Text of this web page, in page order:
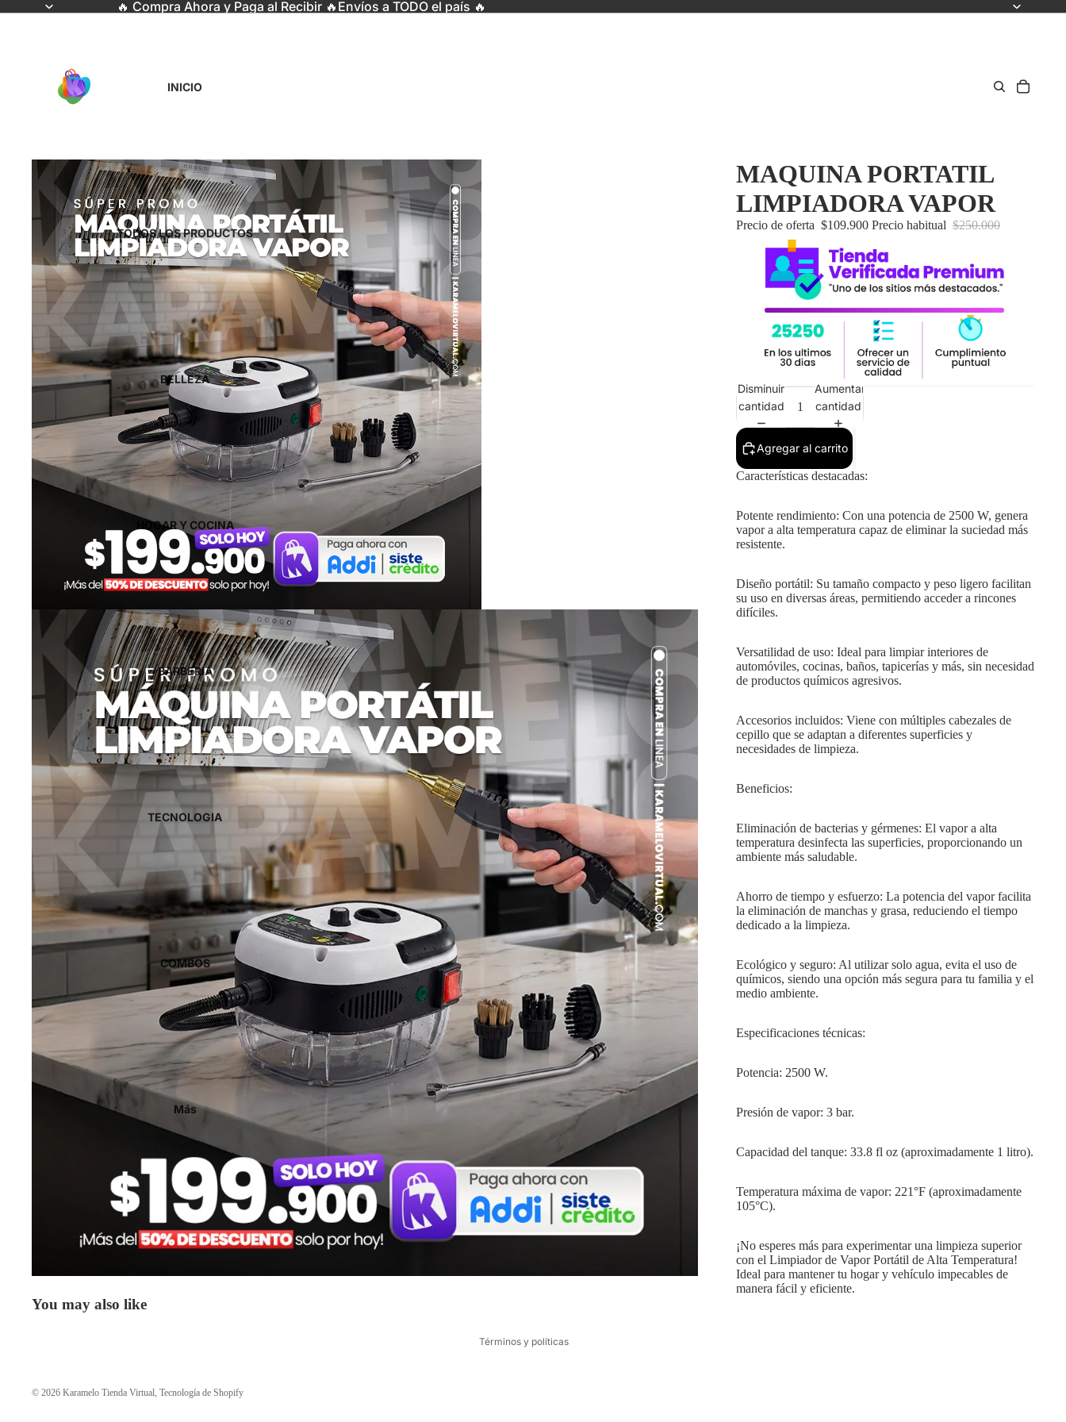
🔥 Compra Ahora y Paga al Recibir 🔥Envíos a TODO el país 🔥
INICIO
TODOS LOS PRODUCTOS
BELLEZA
HOGAR Y COCINA
BARBERIA
TECNOLOGIA
COMBOS
Más
MAQUINA PORTATIL
LIMPIADORA VAPOR
Precio de oferta $109.900 Precio habitual $250.000
Disminuir
cantidad
Aumentar
cantidad
Agregar al carrito
Características destacadas:
Potente rendimiento: Con una potencia de 2500 W, genera
vapor a alta temperatura capaz de eliminar la suciedad más
resistente.
Diseño portátil: Su tamaño compacto y peso ligero facilitan
su uso en diversas áreas, permitiendo acceder a rincones
difíciles.
Versatilidad de uso: Ideal para limpiar interiores de
automóviles, cocinas, baños, tapicerías y más, sin necesidad
de productos químicos agresivos.
Accesorios incluidos: Viene con múltiples cabezales de
cepillo que se adaptan a diferentes superficies y
necesidades de limpieza.
Beneficios:
Eliminación de bacterias y gérmenes: El vapor a alta
temperatura desinfecta las superficies, proporcionando un
ambiente más saludable.
Ahorro de tiempo y esfuerzo: La potencia del vapor facilita
la eliminación de manchas y grasa, reduciendo el tiempo
dedicado a la limpieza.
Ecológico y seguro: Al utilizar solo agua, evita el uso de
químicos, siendo una opción más segura para tu familia y el
medio ambiente.
Especificaciones técnicas:
Potencia: 2500 W.
Presión de vapor: 3 bar.
Capacidad del tanque: 33.8 fl oz (aproximadamente 1 litro).
Temperatura máxima de vapor: 221°F (aproximadamente
105°C).
¡No esperes más para experimentar una limpieza superior
con el Limpiador de Vapor Portátil de Alta Temperatura!
Ideal para mantener tu hogar y vehículo impecables de
manera fácil y eficiente.
You may also like
© 2026 Karamelo Tienda Virtual, Tecnología de Shopify
Términos y políticas